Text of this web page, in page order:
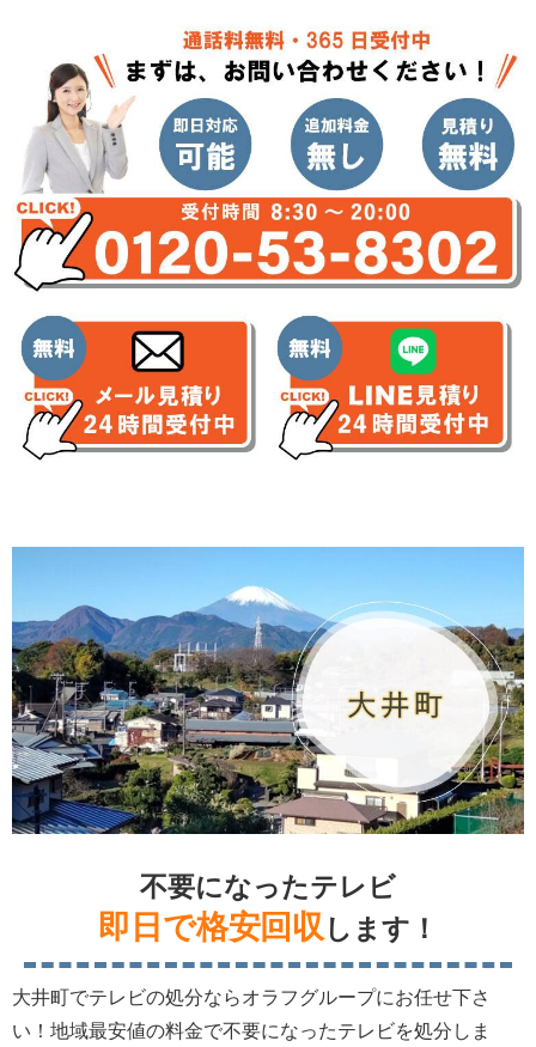
不要になったテレビ
即日で格安回収します！
大井町でテレビの処分ならオラフグループにお任せ下さ
い！地域最安値の料金で不要になったテレビを処分しま